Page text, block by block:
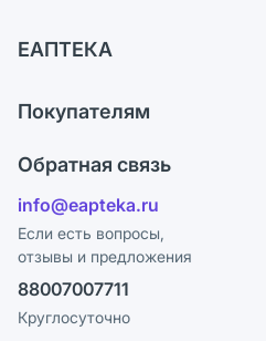
Самовывоз из аптек
Ответы на вопросы
Блог
ЕАПТЕКА
Карьера
Поставщики
Лицензия
Реклама на сайте
Ваши товары на ЕАПТЕКЕ
Покупателям
Программа СберСпасибо
Политика конфиденциальности
Пользовательское соглашение
Политика рекомендаций
Обратная связь
info@eapteka.ru
Если есть вопросы,
отзывы и предложения
88007007711
Круглосуточно